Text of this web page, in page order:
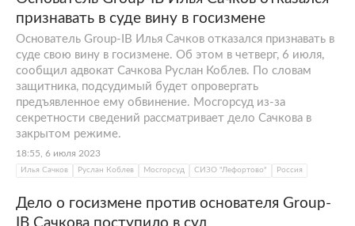
Экспертиза Group-IB получила высокую
оценку и от международной
консалтинговой компании Frost & Sullivan,
которая два года подряд — в 2020 и 2021
годах — включала компанию в число
лидеров рейтинга Frost Radar. Более того, в
2021 году аналитики Frost & Sullivan
признали Group-IB одним из трех
инновационных решений в области
признавать в суде вину в госизмене
Основатель Group-IB Илья Сачков отказался признавать в
суде свою вину в госизмене. Об этом в четверг, 6 июля,
сообщил адвокат Сачкова Руслан Коблев. По словам
защитника, подсудимый будет опровергать
предъявленное ему обвинение. Мосгорсуд из-за
секретности сведений рассматривает дело Сачкова в
закрытом режиме.
18:55, 6 июля 2023
Илья Сачков Руслан Коблев Мосгорсуд СИЗО "Лефортово" Россия
Дело о госизмене против основателя Group-
IB Сачкова поступило в суд